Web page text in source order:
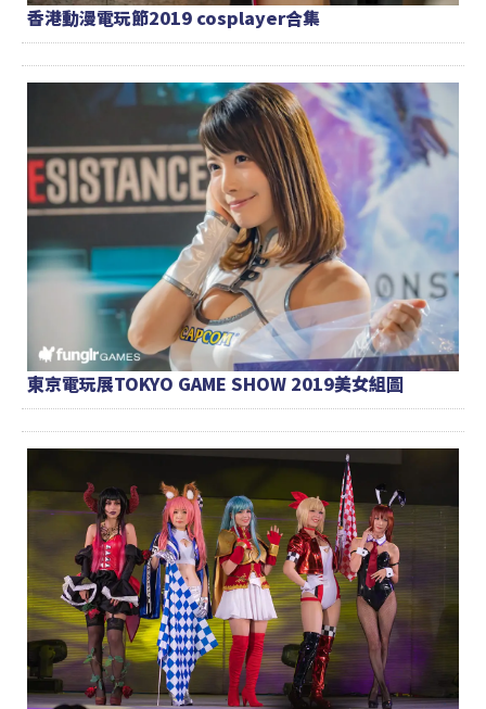
香港動漫電玩節2019 cosplayer合集
東京電玩展TOKYO GAME SHOW 2019美女組圖